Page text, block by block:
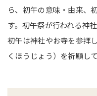
ら、初午の意味・由来、
す。初午祭が行われる神
初午は神社やお寺を参拝
くほうじょう）を祈願し